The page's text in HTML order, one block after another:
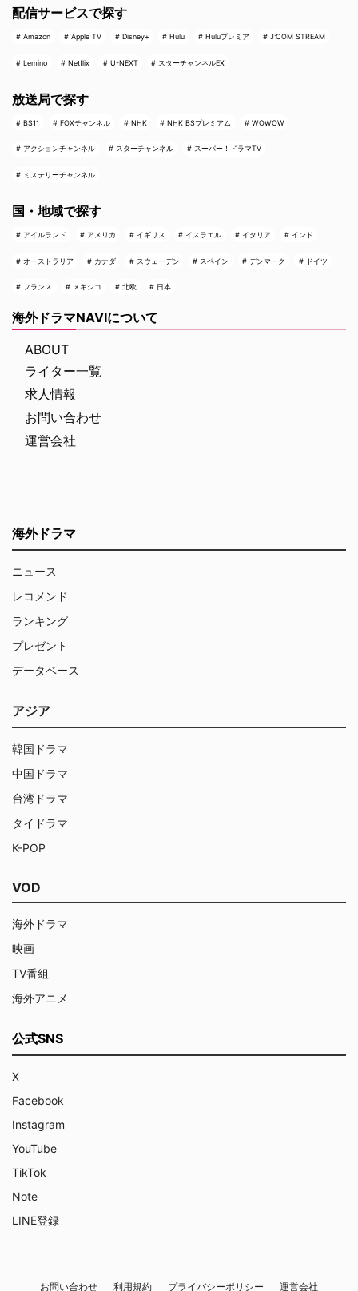
配信サービスで探す
Amazon Apple TV Disney+ Hulu Huluプレミア J:COM STREAM
Lemino Netflix U-NEXT スターチャンネルEX
放送局で探す
BS11 FOXチャンネル NHK NHK BSプレミアム WOWOW
アクションチャンネル スターチャンネル スーパー！ドラマTV
ミステリーチャンネル
国・地域で探す
アイルランド アメリカ イギリス イスラエル イタリア インド
オーストラリア カナダ スウェーデン スペイン デンマーク ドイツ
フランス メキシコ 北欧 日本
海外ドラマNAVIについて
ABOUT
ライター一覧
求人情報
お問い合わせ
運営会社
海外ドラマ
ニュース
レコメンド
ランキング
プレゼント
データベース
アジア
韓国ドラマ
中国ドラマ
台湾ドラマ
タイドラマ
K-POP
VOD
海外ドラマ
映画
TV番組
海外アニメ
公式SNS
X
Facebook
Instagram
YouTube
TikTok
Note
LINE登録
お問い合わせ 利用規約 プライバシーポリシー 運営会社